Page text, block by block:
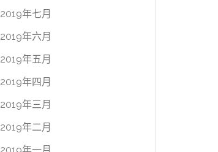
2019年七月
2019年六月
2019年五月
2019年四月
2019年三月
2019年二月